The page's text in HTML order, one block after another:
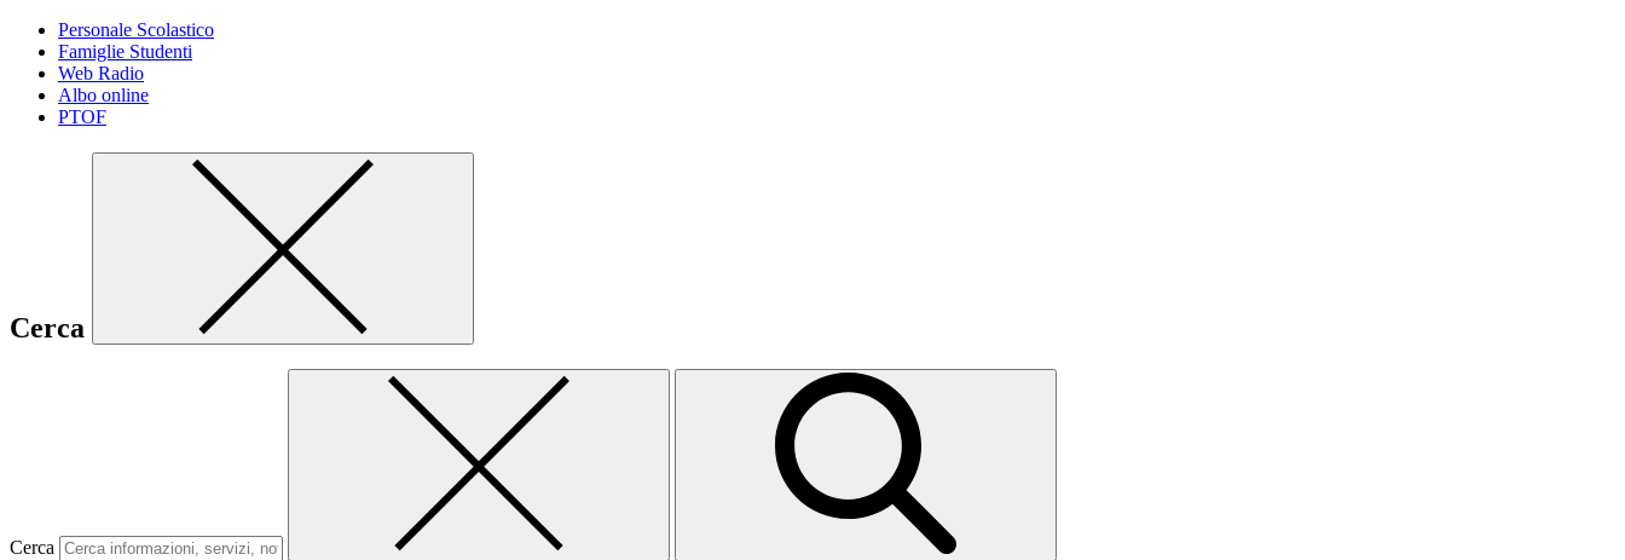
Personale Scolastico
Famiglie Studenti
Web Radio
Albo online
PTOF
Cerca
Cerca